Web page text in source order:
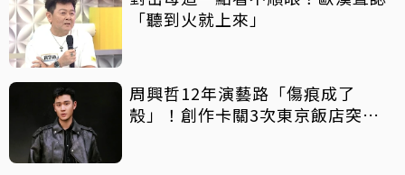
「聽到火就上來」
周興哲12年演藝路「傷痕成了
殼」！創作卡關3次東京飯店突找